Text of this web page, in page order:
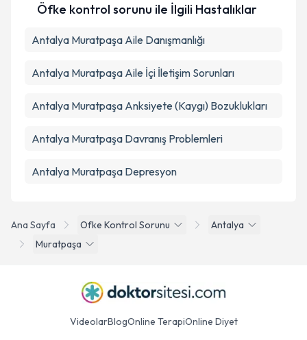
Ana Sayfa Ofke Kontrol Sorunu
Antalya
Muratpaşa
Öfke kontrol sorunu ile İlgili Hastalıklar
Antalya Muratpaşa Aile Danışmanlığı
Antalya Muratpaşa Aile İçi İletişim Sorunları
Antalya Muratpaşa Anksiyete (Kaygı) Bozuklukları
Antalya Muratpaşa Davranış Problemleri
Antalya Muratpaşa Depresyon
VideolarBlogOnline TerapiOnline Diyet